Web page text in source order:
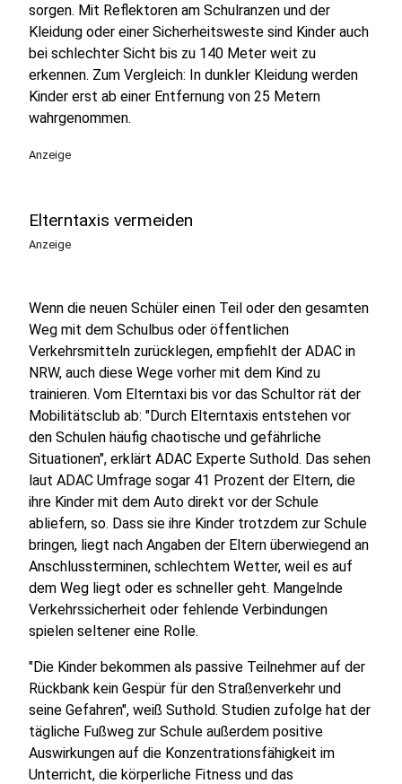
sorgen. Mit Reflektoren am Schulranzen und der
Kleidung oder einer Sicherheitsweste sind Kinder auch
bei schlechter Sicht bis zu 140 Meter weit zu
erkennen. Zum Vergleich: In dunkler Kleidung werden
Kinder erst ab einer Entfernung von 25 Metern
wahrgenommen.
Anzeige
Elterntaxis vermeiden
Anzeige
Wenn die neuen Schüler einen Teil oder den gesamten
Weg mit dem Schulbus oder öffentlichen
Verkehrsmitteln zurücklegen, empfiehlt der ADAC in
NRW, auch diese Wege vorher mit dem Kind zu
trainieren. Vom Elterntaxi bis vor das Schultor rät der
Mobilitätsclub ab: "Durch Elterntaxis entstehen vor
den Schulen häufig chaotische und gefährliche
Situationen", erklärt ADAC Experte Suthold. Das sehen
laut ADAC Umfrage sogar 41 Prozent der Eltern, die
ihre Kinder mit dem Auto direkt vor der Schule
abliefern, so. Dass sie ihre Kinder trotzdem zur Schule
bringen, liegt nach Angaben der Eltern überwiegend an
Anschlussterminen, schlechtem Wetter, weil es auf
dem Weg liegt oder es schneller geht. Mangelnde
Verkehrssicherheit oder fehlende Verbindungen
spielen seltener eine Rolle.
"Die Kinder bekommen als passive Teilnehmer auf der
Rückbank kein Gespür für den Straßenverkehr und
seine Gefahren", weiß Suthold. Studien zufolge hat der
tägliche Fußweg zur Schule außerdem positive
Auswirkungen auf die Konzentrationsfähigkeit im
Unterricht, die körperliche Fitness und das